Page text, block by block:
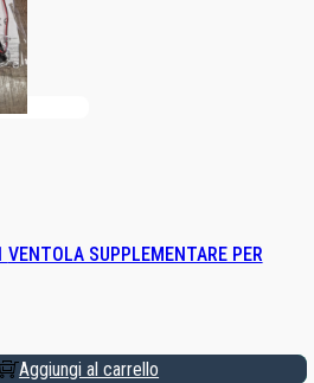
Aggiungi al carrello